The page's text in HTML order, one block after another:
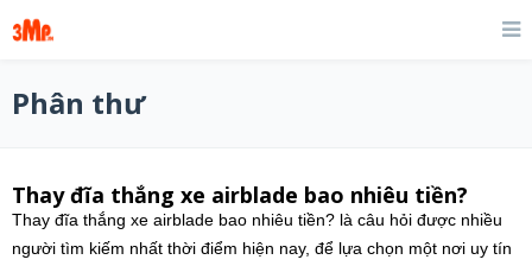
Phân thư
Thay đĩa thắng xe airblade bao nhiêu tiền?
Thay đĩa thắng xe airblade bao nhiêu tiền? là câu hỏi được nhiều
người tìm kiếm nhất thời điểm hiện nay, để lựa chọn một nơi uy tín